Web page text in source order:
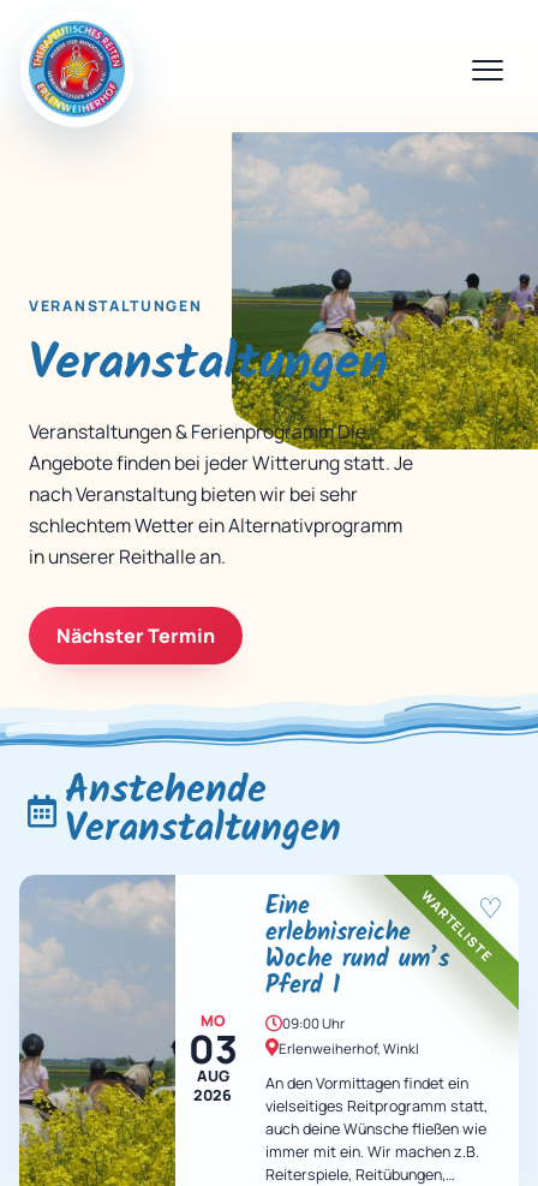
VERANSTALTUNGEN
Veranstaltungen
Veranstaltungen & Ferienprogramm Die
Angebote finden bei jeder Witterung statt. Je
nach Veranstaltung bieten wir bei sehr
schlechtem Wetter ein Alternativprogramm
in unserer Reithalle an.
Nächster Termin
Anstehende
Veranstaltungen
WARTELISTE
MO
03
AUG
2026
Eine
erlebnisreiche
Woche rund um’s
Pferd 1
♡
09:00 Uhr
Erlenweiherhof, Winkl
An den Vormittagen findet ein
vielseitiges Reitprogramm statt,
auch deine Wünsche fließen wie
immer mit ein. Wir machen z.B.
Reiterspiele, Reitübungen,